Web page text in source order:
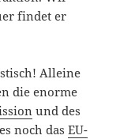
findet er
Alleine
die enorme
und des
noch dasEU-